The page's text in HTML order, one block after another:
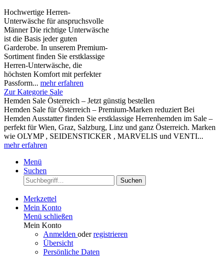
Hochwertige Herren-
Unterwäsche für anspruchsvolle
Männer Die richtige Unterwäsche
ist die Basis jeder guten
Garderobe. In unserem Premium-
Sortiment finden Sie erstklassige
Herren-Unterwäsche, die
höchsten Komfort mit perfekter
Passform... mehr erfahren
Zur Kategorie Sale
Hemden Sale Österreich – Jetzt günstig bestellen
Hemden Sale für Österreich – Premium-Marken reduziert Bei
Hemden Ausstatter finden Sie erstklassige Herrenhemden im Sale –
perfekt für Wien, Graz, Salzburg, Linz und ganz Österreich. Marken
wie OLYMP , SEIDENSTICKER , MARVELIS und VENTI...
mehr erfahren
Menü
Suchen
Suchen
Merkzettel
Mein Konto
Menü schließen
Mein Konto
Anmelden oderregistrieren
Übersicht
Persönliche Daten